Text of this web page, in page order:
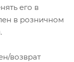
его в
в розничном
возврат